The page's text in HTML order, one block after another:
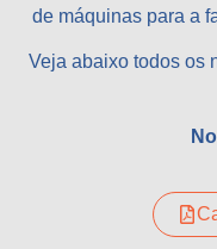
de máquinas para a
Veja abaixo todos os